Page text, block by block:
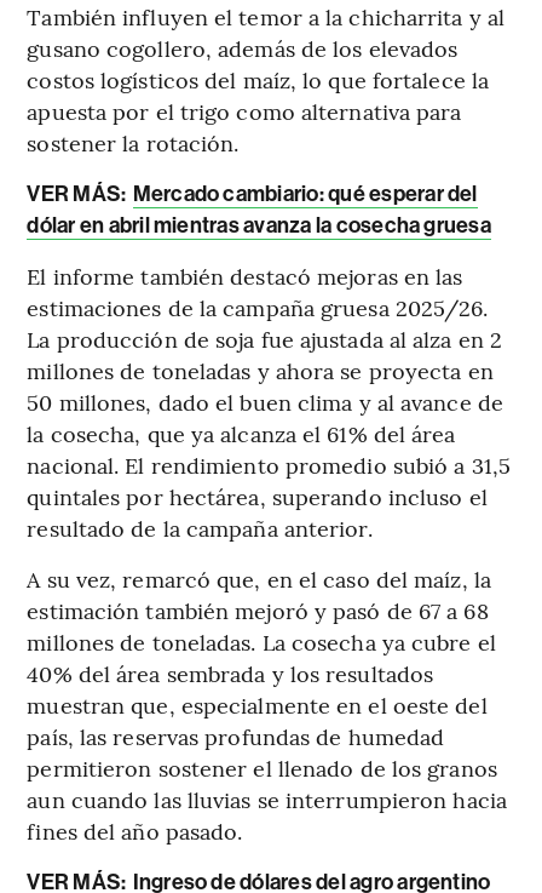
También influyen el temor a la chicharrita y al
gusano cogollero, además de los elevados
costos logísticos del maíz, lo que fortalece la
apuesta por el trigo como alternativa para
sostener la rotación.
VER MÁS: Mercado cambiario: qué esperar del
dólar en abril mientras avanza la cosecha gruesa
El informe también destacó mejoras en las
estimaciones de la campaña gruesa 2025/26.
La producción de soja fue ajustada al alza en 2
millones de toneladas y ahora se proyecta en
50 millones, dado el buen clima y al avance de
la cosecha, que ya alcanza el 61% del área
nacional. El rendimiento promedio subió a 31,5
quintales por hectárea, superando incluso el
resultado de la campaña anterior.
A su vez, remarcó que, en el caso del maíz, la
estimación también mejoró y pasó de 67 a 68
millones de toneladas. La cosecha ya cubre el
40% del área sembrada y los resultados
muestran que, especialmente en el oeste del
país, las reservas profundas de humedad
permitieron sostener el llenado de los granos
aun cuando las lluvias se interrumpieron hacia
fines del año pasado.
VER MÁS: Ingreso de dólares del agro argentino